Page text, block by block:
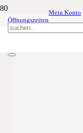
Öffnungszeiten
Mein Konto
07Apr0:000:00